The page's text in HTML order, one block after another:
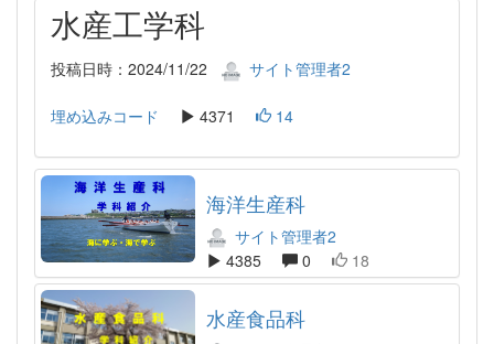
水産工学科
投稿日時：2024/11/22 サイト管理者2
埋め込みコード 4371 14
海洋生産科
サイト管理者2
4385
0 18
水産食品科